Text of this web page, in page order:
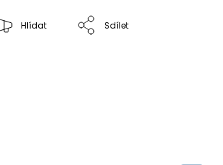
Hlídat Sdílet